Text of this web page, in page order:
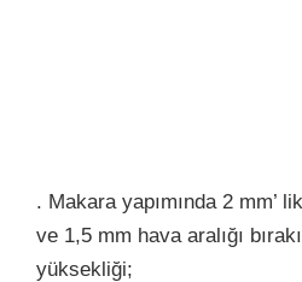
. Makara yapımında 2 mm’
ve 1,5 mm hava aralığı
yüksekliği;